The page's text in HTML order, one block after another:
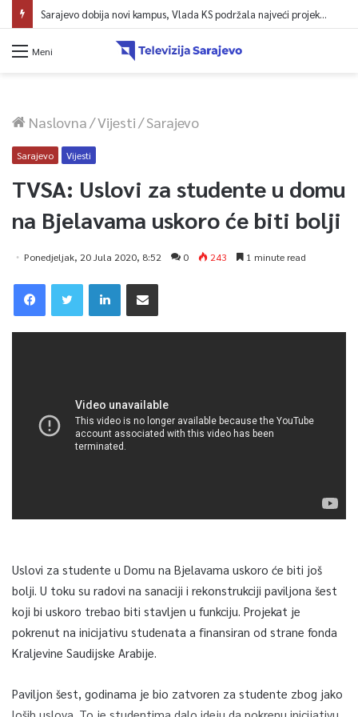
Sarajevo dobija novi kampus, Vlada KS podržala najveći projekt u historiji UNSA
Meni
Naslovna/Vijesti/Sarajevo
Sarajevo Vijesti
TVSA: Uslovi za studente u domu
na Bjelavama uskoro će biti bolji
Ponedjeljak, 20 Jula 2020, 8:52 0 243 1 minute read
Uslovi za studente u Domu na Bjelavama uskoro će biti još
bolji. U toku su radovi na sanaciji i rekonstrukciji paviljona šest
koji bi uskoro trebao biti stavljen u funkciju. Projekat je
pokrenut na inicijativu studenata a finansiran od strane fonda
Kraljevine Saudijske Arabije.
Paviljon šest, godinama je bio zatvoren za studente zbog jako